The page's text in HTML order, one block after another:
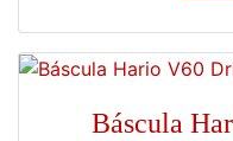
Báscula